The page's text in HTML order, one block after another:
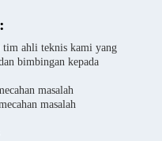
ahli teknis kami yang
bimbingan kepada
masalah
masalah